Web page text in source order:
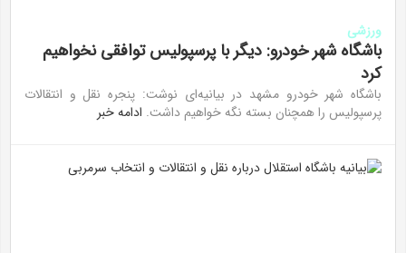
ورزشی
باشگاه شهر خودرو: دیگر با پرسپولیس توافقی نخواهیم
کرد
باشگاه شهر خودرو مشهد در بیانیه‌ای نوشت: پنجره نقل و انتقالات
پرسپولیس را همچنان بسته نگه خواهیم داشت. ادامه خبر